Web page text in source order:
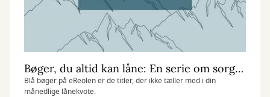
Bøger, du altid kan låne: En serie om sorg og håb
Blå bøger på eReolen er de titler, der ikke tæller med i din
månedlige lånekvote.